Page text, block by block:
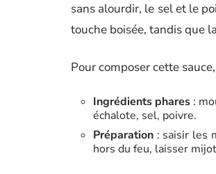
sans alourdir, le sel et le
touche boisée, tandis que
Pour composer cette
Ingrédients phares :
échalote, sel, poivre.
Préparation : saisir les
hors du feu, laisser